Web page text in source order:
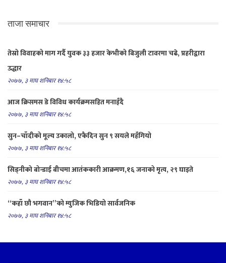
ताजा समाचार
तेस्रो विवाहको माग गर्दै युवक ३३ हजार केभीको बिजुली टावरमा चढे, प्रहरीद्वारा
उद्धार
२०७७, ३ माघ शनिबार १४:५८
आज क्रिसमस डे विविध कार्यक्रमसहित मनाइँदै
२०७७, ३ माघ शनिबार १४:५८
सुन–चाँदीको मूल्य उकालो, एकैदिन सुन ९ सयले महँगियो
२०७७, ३ माघ शनिबार १४:५८
सिड्नीको बोन्डाई बीचमा आतंककारी आक्रमण,१६ जनाको मृत्य, २९ घाइते
२०७७, ३ माघ शनिबार १४:५८
“कहाँ छौ भगवान”को म्युजिक भिडियो सार्वजनिक
२०७७, ३ माघ शनिबार १४:५८